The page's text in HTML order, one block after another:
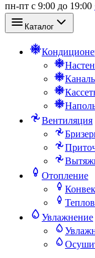
пн-пт с 9:00 до 19:00
Каталог
Вентиляция
Отопление
Увлажнение